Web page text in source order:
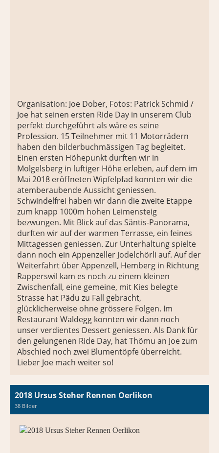
Organisation: Joe Dober, Fotos: Patrick Schmid /
Joe hat seinen ersten Ride Day in unserem Club
perfekt durchgeführt als wäre es seine
Profession. 15 Teilnehmer mit 11 Motorrädern
haben den bilderbuchmässigen Tag begleitet.
Einen ersten Höhepunkt durften wir in
Molgelsberg in luftiger Höhe erleben, auf dem im
Mai 2018 eröffneten Wipfelpfad konnten wir die
atemberaubende Aussicht geniessen.
Schwindelfrei haben wir dann die zweite Etappe
zum knapp 1000m hohen Leimensteig
bezwungen. Mit Blick auf das Säntis-Panorama,
durften wir auf der warmen Terrasse, ein feines
Mittagessen geniessen. Zur Unterhaltung spielte
dann noch ein Appenzeller Jodelchörli auf. Auf der
Weiterfahrt über Appenzell, Hemberg in Richtung
Rapperswil kam es noch zu einem kleinen
Zwischenfall, eine gemeine, mit Kies belegte
Strasse hat Pädu zu Fall gebracht,
glücklicherweise ohne grössere Folgen. Im
Restaurant Waldegg konnten wir dann noch
unser verdientes Dessert geniessen. Als Dank für
den gelungenen Ride Day, hat Thömu an Joe zum
Abschied noch zwei Blumentöpfe überreicht.
Lieber Joe mach weiter so!
2018 Ursus Steher Rennen Oerlikon
38 Bilder